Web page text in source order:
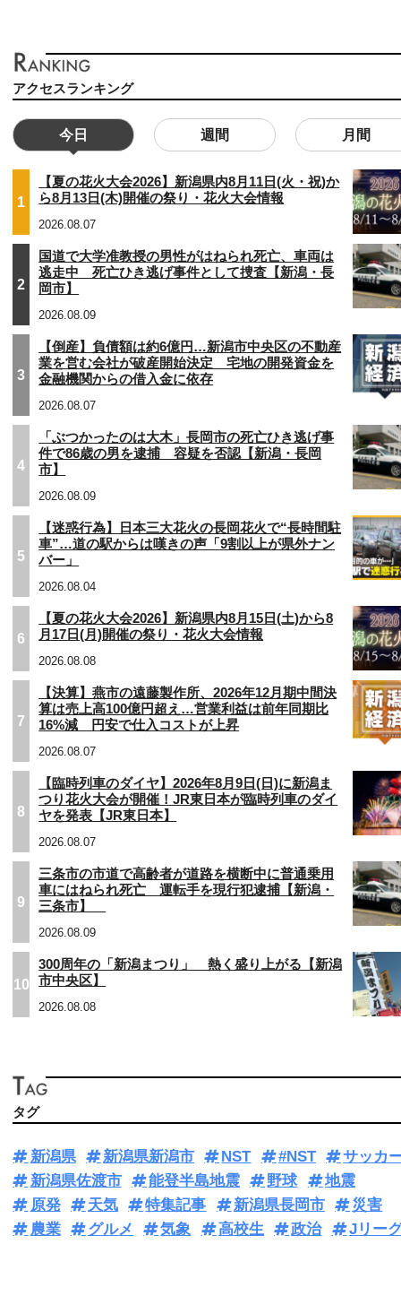
アクセスランキング
今日 週間 月間
1
【夏の花火大会2026】新潟県内8月11日(火・祝)か
ら8月13日(木)開催の祭り・花火大会情報
2026.08.07
2
国道で大学准教授の男性がはねられ死亡、車両は
逃走中 死亡ひき逃げ事件として捜査【新潟・長
岡市】
2026.08.09
3
【倒産】負債額は約6億円…新潟市中央区の不動産
業を営む会社が破産開始決定 宅地の開発資金を
金融機関からの借入金に依存
2026.08.07
4
「ぶつかったのは大木」長岡市の死亡ひき逃げ事
件で86歳の男を逮捕 容疑を否認【新潟・長岡
市】
2026.08.09
5
【迷惑行為】日本三大花火の長岡花火で“長時間駐
車”…道の駅からは嘆きの声「9割以上が県外ナン
バー」
2026.08.04
6
【夏の花火大会2026】新潟県内8月15日(土)から8
月17日(月)開催の祭り・花火大会情報
2026.08.08
7
【決算】燕市の遠藤製作所、2026年12月期中間決
算は売上高100億円超え…営業利益は前年同期比
16%減 円安で仕入コストが上昇
2026.08.07
8
【臨時列車のダイヤ】2026年8月9日(日)に新潟ま
つり花火大会が開催！JR東日本が臨時列車のダイ
ヤを発表【JR東日本】
2026.08.07
9
三条市の市道で高齢者が道路を横断中に普通乗用
車にはねられ死亡 運転手を現行犯逮捕【新潟・
三条市】
2026.08.09
10
300周年の「新潟まつり」 熱く盛り上がる【新潟
市中央区】
2026.08.08
タグ
新潟県 新潟県新潟市 NST #NST
サッカ
新潟県佐渡市
能登半島地震 野球
地震
原発
天気 特集記事 新潟県長岡市
災害
農業
グルメ 気象 高校生 政治 Jリー